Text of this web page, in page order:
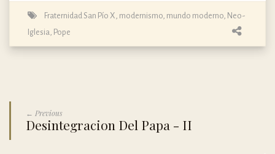
Fraternidad San Pío X modernismo mundo moderno Neo-
Iglesia Pope
← Previous
Desintegracion Del Papa - II